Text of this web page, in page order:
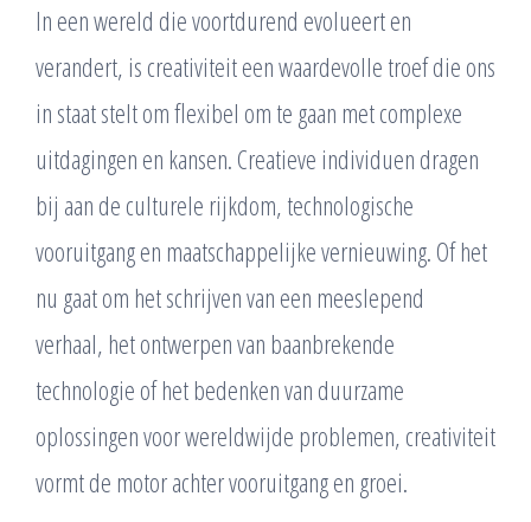
In een wereld die voortdurend evolueert en
verandert, is creativiteit een waardevolle troef die ons
in staat stelt om flexibel om te gaan met complexe
uitdagingen en kansen. Creatieve individuen dragen
bij aan de culturele rijkdom, technologische
vooruitgang en maatschappelijke vernieuwing. Of het
nu gaat om het schrijven van een meeslepend
verhaal, het ontwerpen van baanbrekende
technologie of het bedenken van duurzame
oplossingen voor wereldwijde problemen, creativiteit
vormt de motor achter vooruitgang en groei.